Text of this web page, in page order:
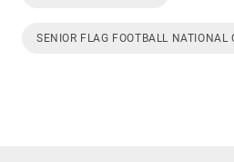
SENIOR FLAG FOOTBALL